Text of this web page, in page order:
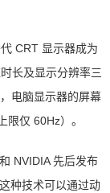
CRT 显示器成为
长及显示分辨率三
电脑显示器的屏幕
限仅 60Hz）。
NVIDIA 先后发布
种技术可以通过动